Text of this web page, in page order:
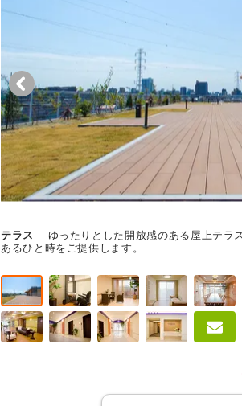
テラス
ゆったりとした開放感のある屋上テラ
あるひと時をご提供します。